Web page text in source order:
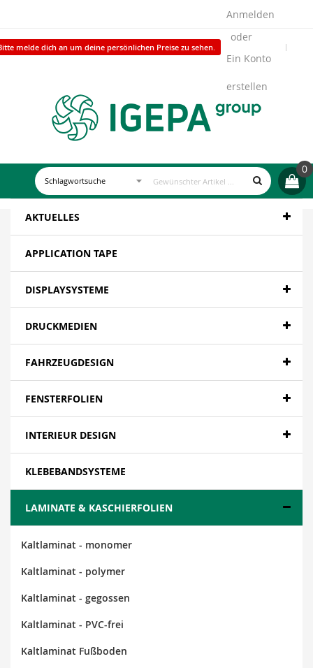
melde dich an um deine persönlichen Preise zu sehen.
Anmelden
Ein Konto
erstellen
0
AKTUELLES
APPLICATION TAPE
DISPLAYSYSTEME
DRUCKMEDIEN
FAHRZEUGDESIGN
FENSTERFOLIEN
INTERIEUR DESIGN
KLEBEBANDSYSTEME
LAMINATE & KASCHIERFOLIEN
Kaltlaminat - monomer
Kaltlaminat - polymer
Kaltlaminat - gegossen
Kaltlaminat - PVC-frei
Kaltlaminat Fußboden